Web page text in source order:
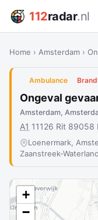
112radar.nl
Home › Amsterdam ›
Ambulance
Ongeval
Amsterdam,
A1 11126 Rit 89058
Loenermark,
Zaanstreek-Waterland
+
−